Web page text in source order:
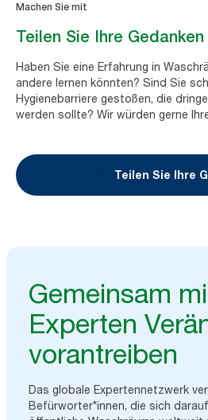
Machen Sie mit
Teilen Sie Ihre
Haben Sie eine Erfahrung in
andere lernen könnten? Sind Sie
Hygienebarriere gestoßen, die
werden sollte? Wir würden gerne
Teilen Sie Ihre
Gemeinsam
Experten
vorantreiben
Das globale Expertennetzwerk
Befürworter*innen, die sich